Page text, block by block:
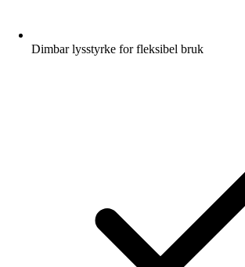
Dimbar lysstyrke for fleksibel bruk